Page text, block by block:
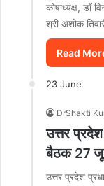
कोषाध्यक्ष, डॉ
श्री अशोक
Read
23 June
DrShakti
उत्तर
बैठक 27
उत्तर प्रदेश